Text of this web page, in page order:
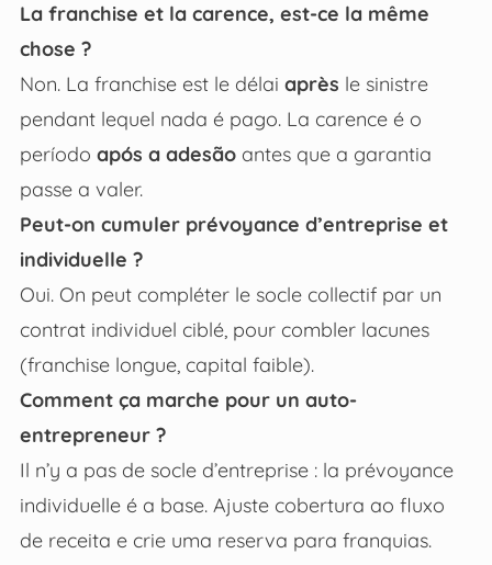
La franchise et la carence, est-ce la même
chose ?
Non. La franchise est le délai après le sinistre
pendant lequel nada é pago. La carence é o
período após a adesãoantes que a garantia
passe a valer.
Peut-on cumuler prévoyance d’entreprise et
individuelle ?
Oui. On peut compléter le socle collectif par un
contrat individuel ciblé, pour combler lacunes
(franchise longue, capital faible).
Comment ça marche pour un auto-
entrepreneur ?
Il n’y a pas de socle d’entreprise : la prévoyance
individuelle é a base. Ajuste cobertura ao fluxo
de receita e crie uma reserva para franquias.